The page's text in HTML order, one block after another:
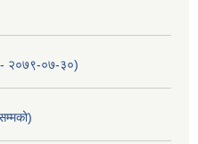
२०७९-०७-३०)